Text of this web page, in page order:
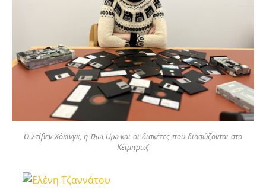
Ο Στίβεν Χόκινγκ, η Dua Lipa και οι δισκέτες που διασώζονται στο
Κέιμπριτζ